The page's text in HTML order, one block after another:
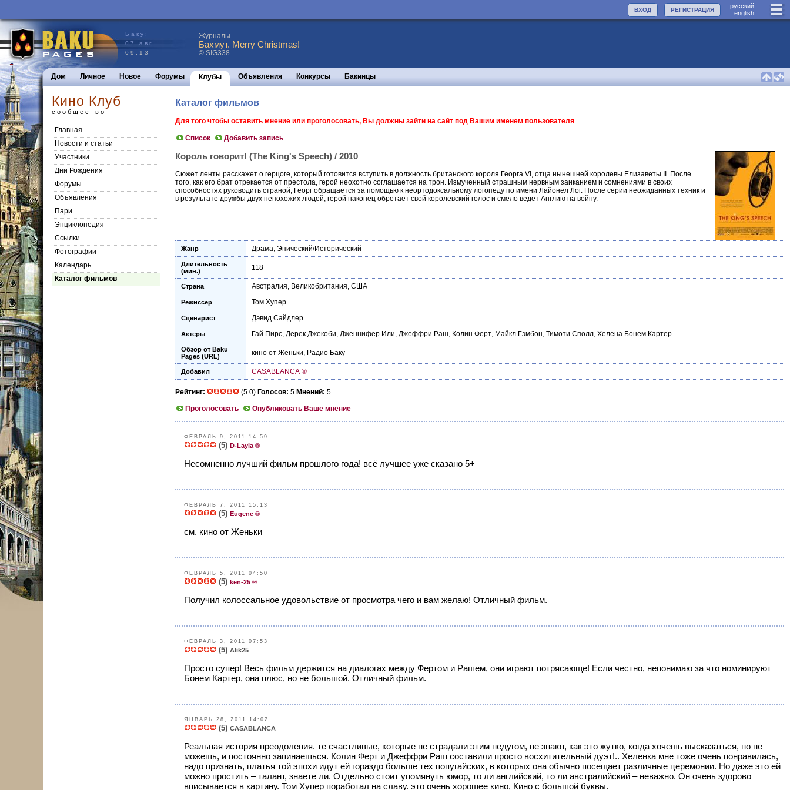
руccкий
english
РЕГИСТРАЦИЯ
ВХОД
Баку:
07 авг.
09:13
Журналы
Бахмут. Merry Christmas!
© SIG338
Дом Личное Новое Форумы Клубы Объявления Конкурсы Бакинцы
Кино Клуб
сообщество
Главная
Новости и статьи
Участники
Дни Рождения
Форумы
Объявления
Пари
Энциклопедия
Cсылки
Фотографии
Календарь
Каталог фильмов
Каталог фильмов
Для того чтобы оставить мнение или проголосовать, Вы должны зайти на сайт под Вашим именем пользователя
Список Добавить запись
Король говорит! (The King's Speech) / 2010
Сюжет ленты расскажет о герцоге, который готовится вступить в должность британского короля Георга VI, отца нынешней королевы Елизаветы II. После
того, как его брат отрекается от престола, герой неохотно соглашается на трон. Измученный страшным нервным заиканием и сомнениями в своих
способностях руководить страной, Георг обращается за помощью к неортодоксальному логопеду по имени Лайонел Лог. После серии неожиданных техник и
в результате дружбы двух непохожих людей, герой наконец обретает свой королевский голос и смело ведет Англию на войну.
Жанр Драма, Эпический/Исторический
Длительность
(мин.)
118
Страна Австралия, Великобритания, США
Режиссер Том Хупер
Сценарист Дэвид Сайдлер
Актеры Гай Пирс, Дерек Джекоби, Дженнифер Или, Джеффри Раш, Колин Ферт, Майкл Гэмбон, Тимоти Сполл, Хелена Бонем Картер
Обзор от Baku
Pages (URL)
кино от Женьки, Радио Баку
Добавил CASABLANCA ®
Рейтинг: (5.0) Голосов: 5 Мнений: 5
Проголосовать
Опубликовать Ваше мнение
ФЕВРАЛЬ 9, 2011 14:59
(5) D-Layla ®
Несомненно лучший фильм прошлого года! всё лучшее уже сказано 5+
ФЕВРАЛЬ 7, 2011 15:13
(5) Eugene ®
см. кино от Женьки
ФЕВРАЛЬ 5, 2011 04:50
(5) ken-25 ®
Получил колоссальное удовольствие от просмотра чего и вам желаю! Отличный фильм.
ФЕВРАЛЬ 3, 2011 07:53
(5) Alik25
Просто супер! Весь фильм держится на диалогах между Фертом и Рашем, они играют потрясающе! Если честно, непонимаю за что номинируют
Бонем Картер, она плюс, но не большой. Отличный фильм.
ЯНВАРЬ 28, 2011 14:02
(5) CASABLANCA
Реальная история преодоления. те счастливые, которые не страдали этим недугом, не знают, как это жутко, когда хочешь высказаться, но не
можешь, и постоянно запинаешься. Колин Ферт и Джеффри Раш составили просто восхитительный дуэт!.. Хеленка мне тоже очень понравилась,
надо признать, платья той эпохи идут ей гораздо больше тех попугайских, в которых она обычно посещает различные церемонии. Но даже это ей
можно простить – талант, знаете ли. Отдельно стоит упомянуть юмор, то ли английский, то ли австралийский – неважно. Он очень здорово
вписывается в картину. Том Хупер поработал на славу. это очень хорошее кино, Кино с большой буквы.